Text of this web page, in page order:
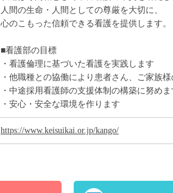
人間の生命・人間としての尊厳を大切に、
心のこもった信頼できる看護を提供します。
■看護部の目標
・看護倫理に基づいた看護を実践します
・他職種との協働により患者さん、ご家族
・中途採用看護師の支援体制の構築に努めま
・安心・安全な環境を作ります
https://www.keisuikai.or.jp/kango/